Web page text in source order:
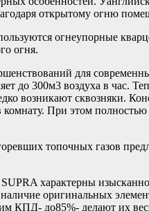
открытому огню
огнеупорные
огня.
для
до 300м3 воздуха в час.
возникают сквозняки.
При этом
топочных газов
характерны
оригинальных
КПД- до85%- делают их